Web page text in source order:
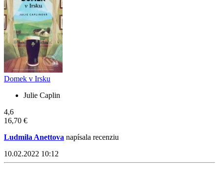
Domek v Irsku
Julie Caplin
4,6
16,70 €
Ludmila Anettova napísala recenziu
10.02.2022 10:12